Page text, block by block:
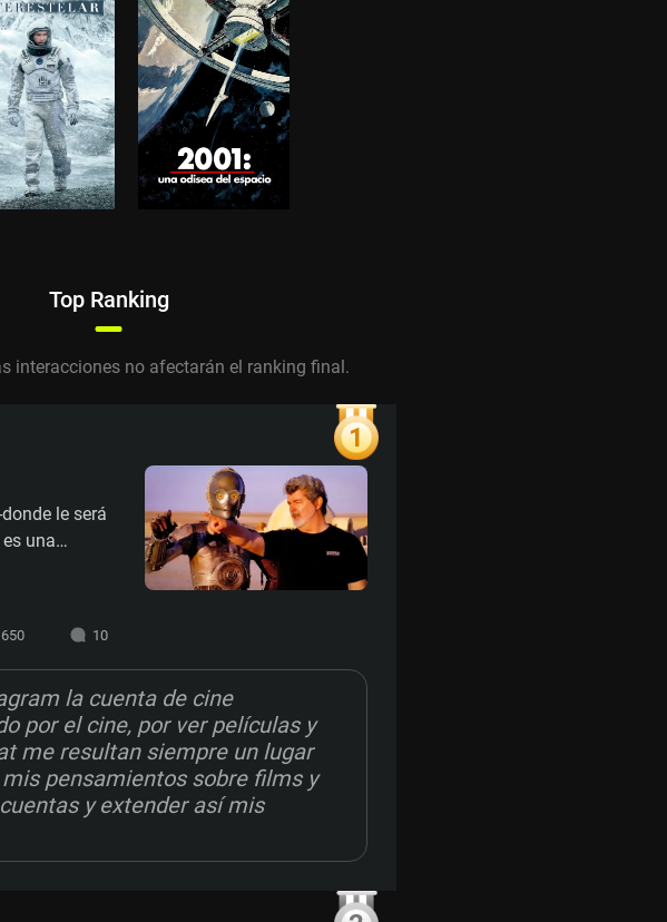
Top Ranking
interacciones no afectarán el ranking final.
1
le será
una
siempre
650 10
la cuenta de cine
por el cine, por ver películas y
me resultan siempre un lugar
pensamientos sobre films y
y extender así mis